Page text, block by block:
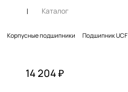
Каталог
Корпусные подшипники Подшипник UCF
14 204 ₽